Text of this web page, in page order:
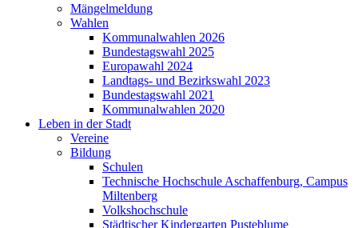
Mängelmeldung
Wahlen
Kommunalwahlen 2026
Bundestagswahl 2025
Europawahl 2024
Landtags- und Bezirkswahl 2023
Bundestagswahl 2021
Kommunalwahlen 2020
Leben in der Stadt
Vereine
Bildung
Schulen
Technische Hochschule Aschaffenburg, Campus
Miltenberg
Volkshochschule
Städtischer Kindergarten Pusteblume